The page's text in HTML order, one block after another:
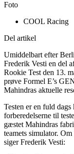
Foto
COOL Racing
Del artikel
Umiddelbart efter
Frederik Vesti en del
Rookie Test den 13.
prøve Formel E’s
Mahindras aktuelle
Testen er en fuld
forberedelserne til
gæstet Mahindras
teamets simulator.
siger Frederik Vesti: